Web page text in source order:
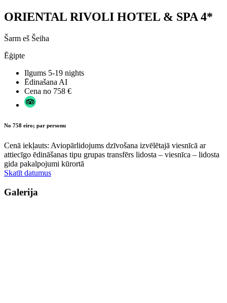
ORIENTAL RIVOLI HOTEL & SPA 4*
Šarm eš Šeiha
Ēģipte
Ilgums 5-19 nights
Ēdinašana AI
Cena no 758 €
No 758 eiro; par personu
Cenā iekļauts: Aviopārlidojums dzīvošana izvēlētajā viesnīcā ar
attiecīgo ēdināšanas tipu grupas transfērs lidosta – viesnīca – lidosta
gida pakalpojumi kūrortā
Skatīt datumus
Galerija